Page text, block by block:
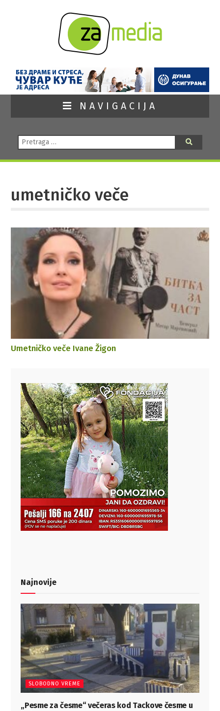
NAVIGACIJA
Pretraga:
umetničko veče
Umetničko veče Ivane Žigon
Najnovije
SLOBODNO VREME
„Pesme za česme“ večeras kod Tackove česme u